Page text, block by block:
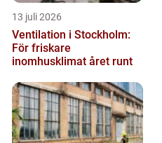
13 juli 2026
Ventilation i Stockholm:
För friskare
inomhusklimat året runt